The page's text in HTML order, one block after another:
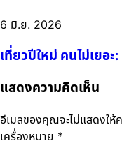
6 มิ.ย. 2026
เที่ยวปีใหม่ คนไม่เยอ
แสดงความคิดเห็น
อีเมลของคุณจะไม่แสดงให้
เครื่องหมาย *